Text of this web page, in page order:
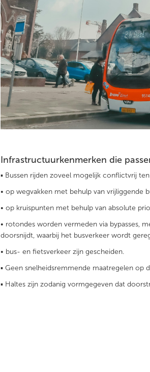
Infrastructuurkenmerken die
▪ Bussen rijden zoveel mogelijk conflictvrij
• op wegvakken met behulp van vrijliggende
• op kruispunten met behulp van absolute
• rotondes worden vermeden via bypasses,
doorsnijdt, waarbij het busverkeer wordt
• bus- en fietsverkeer zijn gescheiden.
▪ Geen snelheidsremmende maatregelen
▪ Haltes zijn zodanig vormgegeven dat